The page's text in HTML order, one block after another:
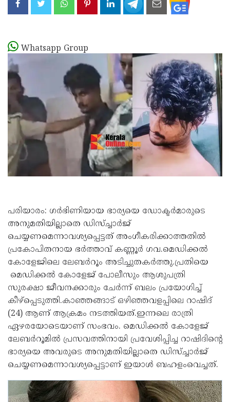
Whatsapp Group
പരിയാരം: ഗർഭിണിയായ ഭാര്യയെ ഡോക്ടർമാരുടെ
അനുമതിയില്ലാതെ ഡിസ്ച്ചാർജ്
ചെയ്യണമെന്നാവശ്യപ്പെട്ടത് അംഗീകരിക്കാത്തതിൽ
പ്രകോപിതനായ ഭർത്താവ് കണ്ണൂർ ഗവ.മെഡിക്കൽ
കോളേജിലെ ലേബർറൂം അടിച്ചുതകർത്തു.പ്രതിയെ
മെഡിക്കൽ കോളേജ് പോലീസും ആശുപത്രി
സുരക്ഷാ ജീവനക്കാരും ചേർന്ന് ബലം പ്രയോഗിച്ച്
കീഴ്‌പ്പെടുത്തി.കാഞ്ഞങ്ങാട് ഒഴിഞ്ഞവളപ്പിലെ റാഷിദ്
(24) ആണ് ആക്രമം നടത്തിയത്.ഇന്നലെ രാത്രി
ഏഴരയോടെയാണ് സംഭവം. മെഡിക്കൽ കോളേജ്
ലേബർറൂമിൽ പ്രസവത്തിനായി പ്രവേശിപ്പിച്ച റാഷിദിന്റെ
ഭാര്യയെ അവരുടെ അനുമതിയില്ലാതെ ഡിസ്ച്ചാർജ്
ചെയ്യണമെന്നാവശ്യപ്പെട്ടാണ് ഇയാൾ ബഹളംവെച്ചത്.